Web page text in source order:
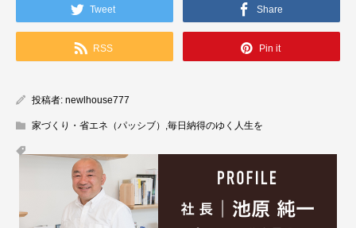
Tweet Share
RSS Pin it
投稿者: newlhouse777
家づくり・省エネ（パッシブ） ,毎日納得のゆく人生を